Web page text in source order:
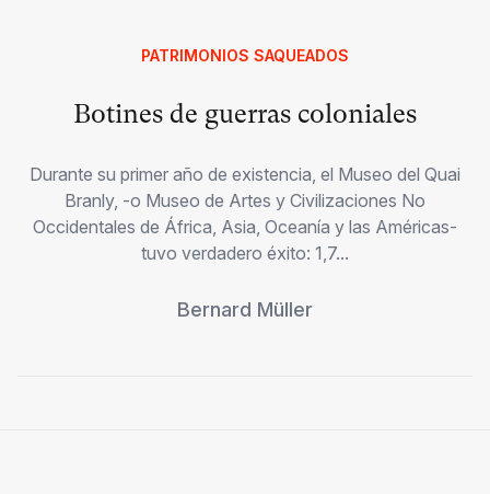
PATRIMONIOS SAQUEADOS
Botines de guerras coloniales
Durante su primer año de existencia, el Museo del Quai
Branly, -o Museo de Artes y Civilizaciones No
Occidentales de África, Asia, Oceanía y las Américas-
tuvo verdadero éxito: 1,7...
Bernard Müller